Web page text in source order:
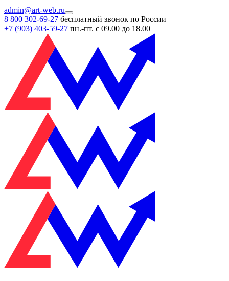
admin@art-web.ru
8 800 302-69-27 бесплатный звонок по России
+7 (903) 403-59-27 пн.-пт. с 09.00 до 18.00